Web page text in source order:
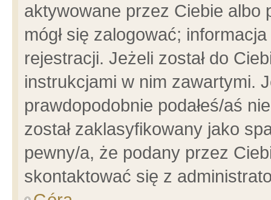
aktywowane przez Ciebie albo
mógł się zalogować;
rejestracji. Jeżeli został do
instrukcjami w nim zawartymi.
prawdopodobnie podałeś/aś
został zaklasyfikowany jako
pewny/a, że podany przez
skontaktować się z